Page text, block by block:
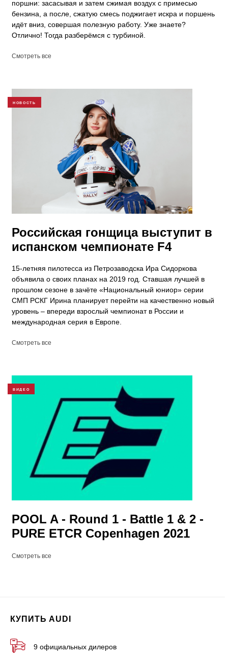
поршни: засасывая и затем сжимая воздух с примесью
бензина, а после, сжатую смесь поджигает искра и поршень
идёт вниз, совершая полезную работу. Уже знаете?
Отлично! Тогда разберёмся с турбиной.
Смотреть все
НОВОСТЬ
Российская гонщица выступит в
испанском чемпионате F4
15-летняя пилотесса из Петрозаводска Ира Сидоркова
объявила о своих планах на 2019 год. Ставшая лучшей в
прошлом сезоне в зачёте «Национальный юниор» серии
СМП РСКГ Ирина планирует перейти на качественно новый
уровень – впереди взрослый чемпионат в России и
международная серия в Европе.
Смотреть все
ВИДЕО
POOL A - Round 1 - Battle 1 & 2 -
PURE ETCR Copenhagen 2021
Смотреть все
КУПИТЬ AUDI
9 официальных дилеров